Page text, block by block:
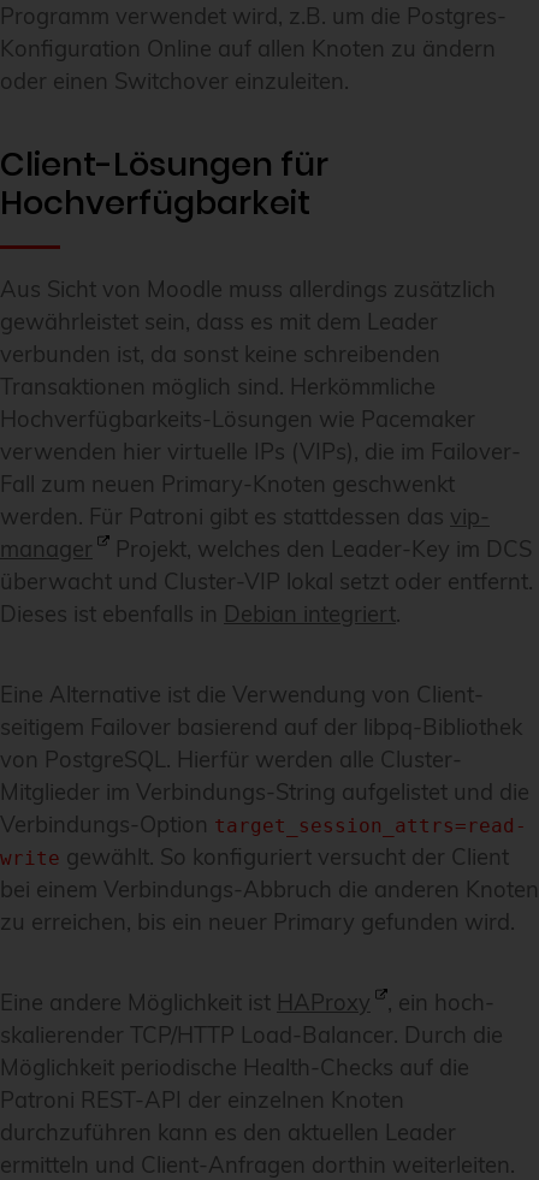
Programm verwendet wird, z.B. um die Postgres-
Konfiguration Online auf allen Knoten zu ändern
oder einen Switchover einzuleiten.
Client-Lösungen für
Hochverfügbarkeit
Aus Sicht von Moodle muss allerdings zusätzlich
gewährleistet sein, dass es mit dem Leader
verbunden ist, da sonst keine schreibenden
Transaktionen möglich sind. Herkömmliche
Hochverfügbarkeits-Lösungen wie Pacemaker
verwenden hier virtuelle IPs (VIPs), die im Failover-
Fall zum neuen Primary-Knoten geschwenkt
werden. Für Patroni gibt es stattdessen das vip-
manager
Projekt, welches den Leader-Key im DCS
überwacht und Cluster-VIP lokal setzt oder entfernt.
Dieses ist ebenfalls in Debian integriert.
Eine Alternative ist die Verwendung von Client-
seitigem Failover basierend auf der libpq-Bibliothek
von PostgreSQL. Hierfür werden alle Cluster-
Mitglieder im Verbindungs-String aufgelistet und die
Verbindungs-Option target_session_attrs=read-
write gewählt. So konfiguriert versucht der Client
bei einem Verbindungs-Abbruch die anderen Knoten
zu erreichen, bis ein neuer Primary gefunden wird.
Eine andere Möglichkeit ist HAProxy
, ein hoch-
skalierender TCP/HTTP Load-Balancer. Durch die
Möglichkeit periodische Health-Checks auf die
Patroni REST-API der einzelnen Knoten
durchzuführen kann es den aktuellen Leader
ermitteln und Client-Anfragen dorthin weiterleiten.